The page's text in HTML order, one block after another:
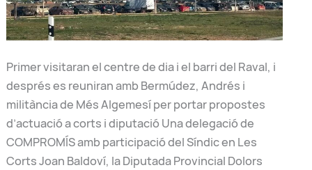
Primer visitaran el centre de dia i el barri del Raval, i
després es reuniran amb Bermúdez, Andrés i
militància de Més Algemesí per portar propostes
d’actuació a corts i diputació Una delegació de
COMPROMÍS amb participació del Síndic en Les
Corts Joan Baldoví, la Diputada Provincial Dolors